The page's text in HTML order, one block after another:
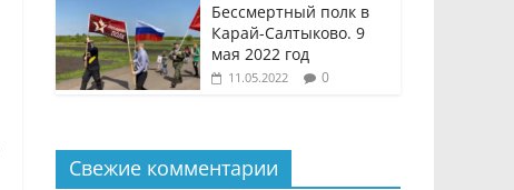
Бессмертный полк в
Карай-Салтыково. 9
мая 2022 год
11.05.2022 0
Свежие комментарии